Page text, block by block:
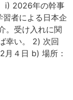
i) 2026年の幹事
者による日本企
。受け入れに関
幸い。 2) 次回
４日 b) 場所：